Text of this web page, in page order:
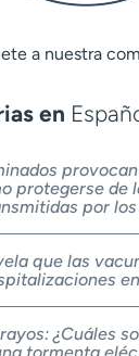
a nuestra
en
protegerse de
por
que las
¿Cuáles
tormenta